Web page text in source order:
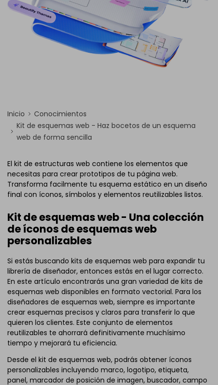
Inicio
Conocimientos
Kit de esquemas web - Haz bocetos de un esquema
web de forma sencilla
El kit de estructuras web contiene los elementos que
necesitas para crear prototipos de tu página web.
Transforma facilmente tu esquema estático en un diseño
final con íconos, símbolos y elementos reutilizables listos.
Kit de esquemas web - Una colección
de íconos de esquemas web
personalizables
Si estás buscando kits de esquemas web para expandir tu
librería de diseñador, entonces estás en el lugar correcto.
En este artículo encontrarás una gran variedad de kits de
esquemas web disponibles en formato vectorial. Para los
diseñadores de esquemas web, siempre es importante
crear esquemas precisos y claros para transferir lo que
quieren los clientes. Este conjunto de elementos
reutilizables te ahorrará definitivamente muchísimo
tiempo y mejorará tu eficiencia.
Desde el kit de esquemas web, podrás obtener íconos
personalizables incluyendo marco, logotipo, etiqueta,
panel, marcador de posición de imagen, buscador, campo